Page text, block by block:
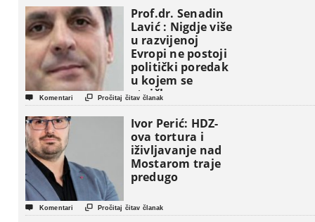
Prof.dr. Senadin
Lavić : Nigdje više
u razvijenoj
Evropi ne postoji
politički poredak
u kojem se
etničke grupe
pojavljuju kao
osnovne
političke jedinice
 Komentari  Pročitaj čitav članak
Ivor Perić: HDZ-
ova tortura i
iživljavanje nad
Mostarom traje
predugo
 Komentari  Pročitaj čitav članak